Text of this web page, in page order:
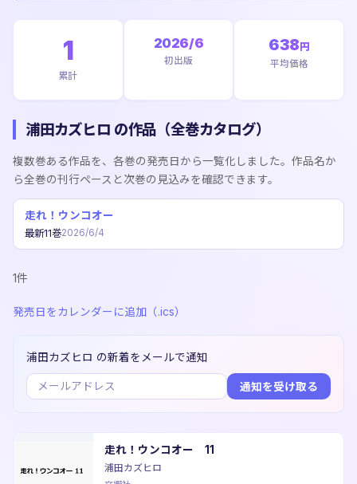
1
累計
2026/6
初出版
638 円
平均価格
浦田カズヒロ の作品（全巻カタログ）
複数巻ある作品を、各巻の発売日から一覧化しました。作品名か
ら全巻の刊行ペースと次巻の見込みを確認できます。
走れ！ウンコオー
最新11巻2026/6/4
1件
発売日をカレンダーに追加（.ics）
浦田カズヒロ の新着をメールで通知
通知を受け取る
走れ！ウンコオー 11
浦田カズヒロ